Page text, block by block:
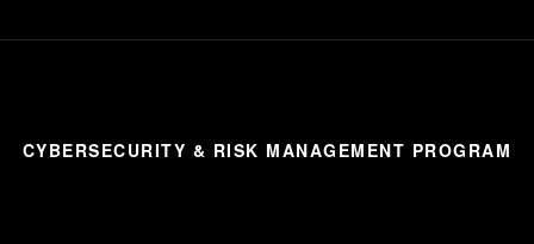
CYBERSECURITY & RISK MANAGEMENT PROGRAM